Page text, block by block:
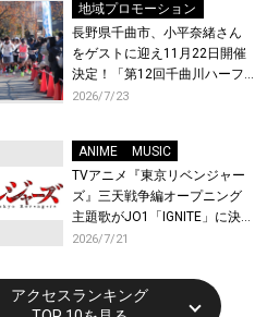
地域プロモーション
長野県千曲市、小平奈緒さん
をゲストに迎え11月22日開催
決定！「第12回千曲川ハーフ
マラソン」エントリー受付開
2026/7/23
ANIME
MUSIC
TVアニメ『東京リベンジャー
ズ』三天戦争編オープニング
主題歌がJO1「IGNITE」に決
定！メンバー全員から喜びと
トが到着！9月に東京・大阪で
先行上映会を開催！
2026/7/21
アクセスランキング